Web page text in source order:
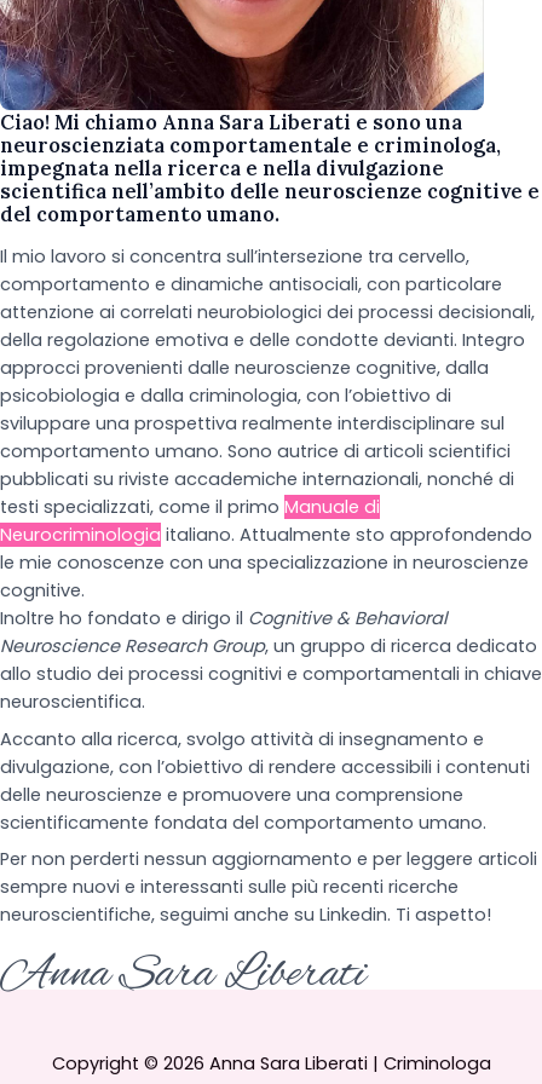
Ciao! Mi chiamo Anna Sara Liberati e sono una
neuroscienziata comportamentale e criminologa,
impegnata nella ricerca e nella divulgazione
scientifica nell’ambito delle neuroscienze cognitive e
del comportamento umano.
Il mio lavoro si concentra sull’intersezione tra cervello,
comportamento e dinamiche antisociali, con particolare
attenzione ai correlati neurobiologici dei processi decisionali,
della regolazione emotiva e delle condotte devianti. Integro
approcci provenienti dalle neuroscienze cognitive, dalla
psicobiologia e dalla criminologia, con l’obiettivo di
sviluppare una prospettiva realmente interdisciplinare sul
comportamento umano. Sono autrice di articoli scientifici
pubblicati su riviste accademiche internazionali, nonché di
testi specializzati, come il primo Manuale di
Neurocriminologia italiano. Attualmente sto approfondendo
le mie conoscenze con una specializzazione in neuroscienze
cognitive.
Inoltre ho fondato e dirigo il Cognitive & Behavioral
Neuroscience Research Group, un gruppo di ricerca dedicato
allo studio dei processi cognitivi e comportamentali in chiave
neuroscientifica.
Accanto alla ricerca, svolgo attività di insegnamento e
divulgazione, con l’obiettivo di rendere accessibili i contenuti
delle neuroscienze e promuovere una comprensione
scientificamente fondata del comportamento umano.
Per non perderti nessun aggiornamento e per leggere articoli
sempre nuovi e interessanti sulle più recenti ricerche
neuroscientifiche, seguimi anche su Linkedin. Ti aspetto!
Anna Sara Liberati
Copyright © 2026 Anna Sara Liberati | Criminologa